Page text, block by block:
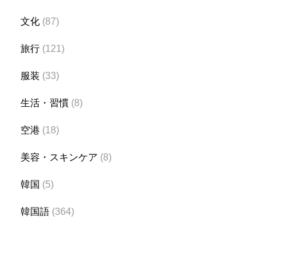
文化 (87)
旅行 (121)
服装 (33)
生活・習慣 (8)
空港 (18)
美容・スキンケア (8)
韓国 (5)
韓国語 (364)